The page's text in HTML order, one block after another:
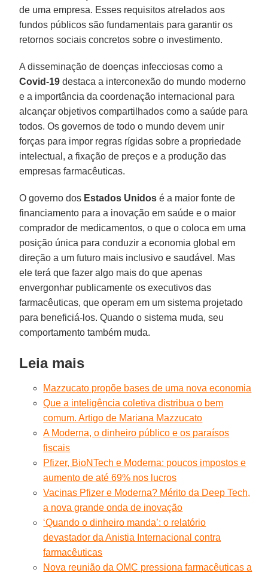
de uma empresa. Esses requisitos atrelados aos
fundos públicos são fundamentais para garantir os
retornos sociais concretos sobre o investimento.
A disseminação de doenças infecciosas como a
Covid-19 destaca a interconexão do mundo moderno
e a importância da coordenação internacional para
alcançar objetivos compartilhados como a saúde para
todos. Os governos de todo o mundo devem unir
forças para impor regras rígidas sobre a propriedade
intelectual, a fixação de preços e a produção das
empresas farmacêuticas.
O governo dos Estados Unidos é a maior fonte de
financiamento para a inovação em saúde e o maior
comprador de medicamentos, o que o coloca em uma
posição única para conduzir a economia global em
direção a um futuro mais inclusivo e saudável. Mas
ele terá que fazer algo mais do que apenas
envergonhar publicamente os executivos das
farmacêuticas, que operam em um sistema projetado
para beneficiá-los. Quando o sistema muda, seu
comportamento também muda.
Leia mais
Mazzucato propõe bases de uma nova economia
Que a inteligência coletiva distribua o bem
comum. Artigo de Mariana Mazzucato
A Moderna, o dinheiro público e os paraísos
fiscais
Pfizer, BioNTech e Moderna: poucos impostos e
aumento de até 69% nos lucros
Vacinas Pfizer e Moderna? Mérito da Deep Tech,
a nova grande onda de inovação
‘Quando o dinheiro manda’: o relatório
devastador da Anistia Internacional ​​contra
farmacêuticas
Nova reunião da OMC pressiona farmacêuticas a